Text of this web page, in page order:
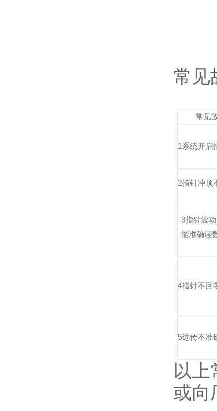
常见
常见
1系统开启
2指针冲顶
3指针波
能准确读
4指针不回
5远传不准
以
或向